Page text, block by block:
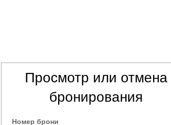
Просмотр или отмена
бронирования
Номер брони
Е-мэйл